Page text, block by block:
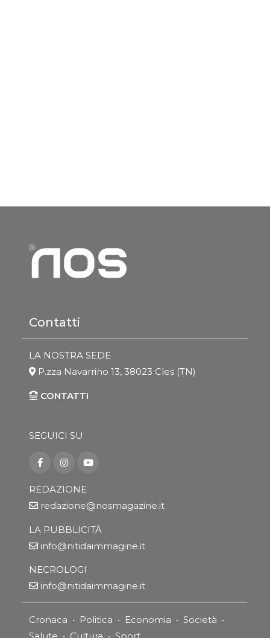
Contatti
LA NOSTRA SEDE
P.zza Navarrino 13, 38023 Cles (TN)
CONTATTI
SEGUICI SU
REDAZIONE
redazione@nosmagazine.it
LA PUBBLICITÀ
info@nitidaimmagine.it
NECROLOGI
info@nitidaimmagine.it
Cronaca • Politica • Economia • Società •